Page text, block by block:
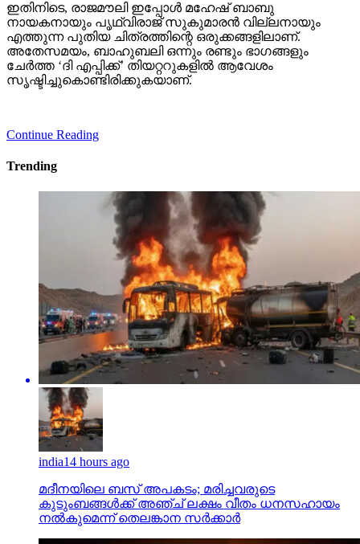
ഇതിനിടെ, രാജമൗലി ഇപ്പോള്‍ മഹേഷ് ബാബു
നായകനായും പൃഥ്വിരാജ് സുകുമാരന്‍ വില്ലനായും
എത്തുന്ന പുതിയ ചിത്രത്തിന്റെ ഒരുക്കങ്ങളിലാണ്.
അതേസമയം, ബാഹുബലി ഒന്നും രണ്ടും ഭാഗങ്ങളും
ചേര്‍ത്ത ‘ദി എപ്പിക്ക്’ തിയറ്ററുകളില്‍ ആവേശം
സൃഷ്ടിച്ചുകൊണ്ടിരിക്കുകയാണ്.
Continue Reading
Trending
india14 hours ago
മദീനയിലെ ബസ് അപകടം; മരിച്ചവരുടെ
കുടുംബങ്ങള്‍ക്ക് അഞ്ച് ലക്ഷം വീതം ധനസഹായം
നല്‍കുമെന്ന് തെലങ്കാന സര്‍ക്കാര്‍